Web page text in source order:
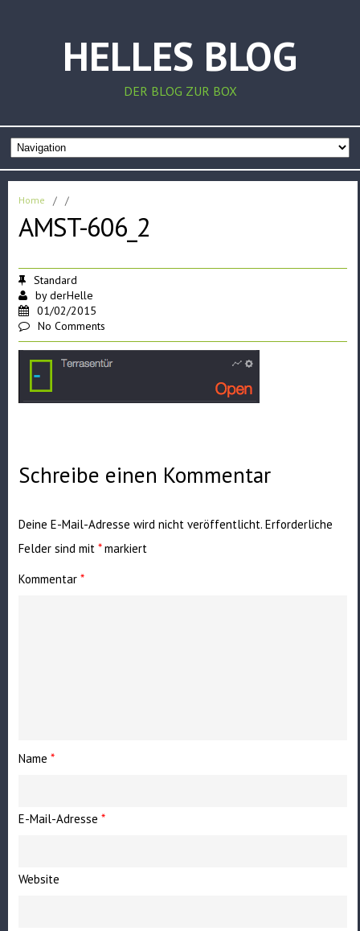
HELLES BLOG
DER BLOG ZUR BOX
Home / /
AMST-606_2
Standard
byderHelle
01/02/2015
No Comments
Schreibe einen Kommentar
Deine E-Mail-Adresse wird nicht veröffentlicht. Erforderliche
Felder sind mit*markiert
Kommentar*
Name*
E-Mail-Adresse*
Website